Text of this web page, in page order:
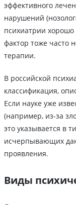
эффективного
нарушений
психиатрии хорошо
фактор тоже часто
терапии.
В российской
классификация,
Если науке уже
(например, из-за
это указывается в
исчерпывающих
проявления.
Виды